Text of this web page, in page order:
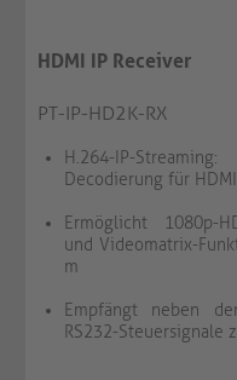
HDMI IP Receiver
PT-IP-HD2K-RX
H.264-IP-
Decodierung für
Ermöglicht 1080p-
und Videomatrix-
m
Empfängt neben
RS232-Steuersignale